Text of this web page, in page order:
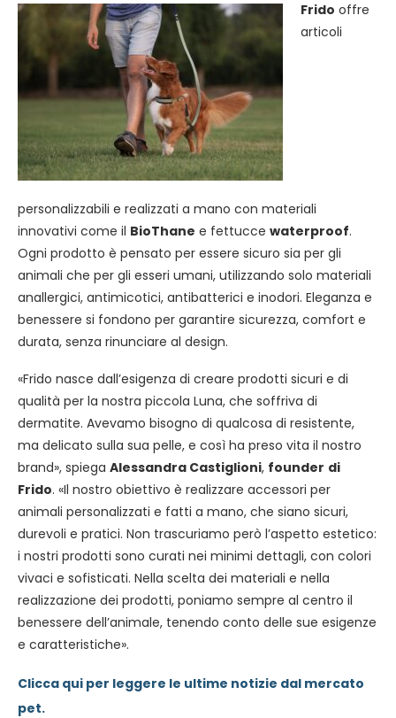
Frido offre
articoli
personalizzabili e realizzati a mano con materiali
innovativi come il BioThane e fettucce waterproof.
Ogni prodotto è pensato per essere sicuro sia per gli
animali che per gli esseri umani, utilizzando solo materiali
anallergici, antimicotici, antibatterici e inodori. Eleganza e
benessere si fondono per garantire sicurezza, comfort e
durata, senza rinunciare al design.
«Frido nasce dall’esigenza di creare prodotti sicuri e di
qualità per la nostra piccola Luna, che soffriva di
dermatite. Avevamo bisogno di qualcosa di resistente,
ma delicato sulla sua pelle, e così ha preso vita il nostro
brand», spiega Alessandra Castiglioni, founder di
Frido. «Il nostro obiettivo è realizzare accessori per
animali personalizzati e fatti a mano, che siano sicuri,
durevoli e pratici. Non trascuriamo però l’aspetto estetico:
i nostri prodotti sono curati nei minimi dettagli, con colori
vivaci e sofisticati. Nella scelta dei materiali e nella
realizzazione dei prodotti, poniamo sempre al centro il
benessere dell’animale, tenendo conto delle sue esigenze
e caratteristiche».
Clicca qui per leggere le ultime notizie dal mercato
pet.